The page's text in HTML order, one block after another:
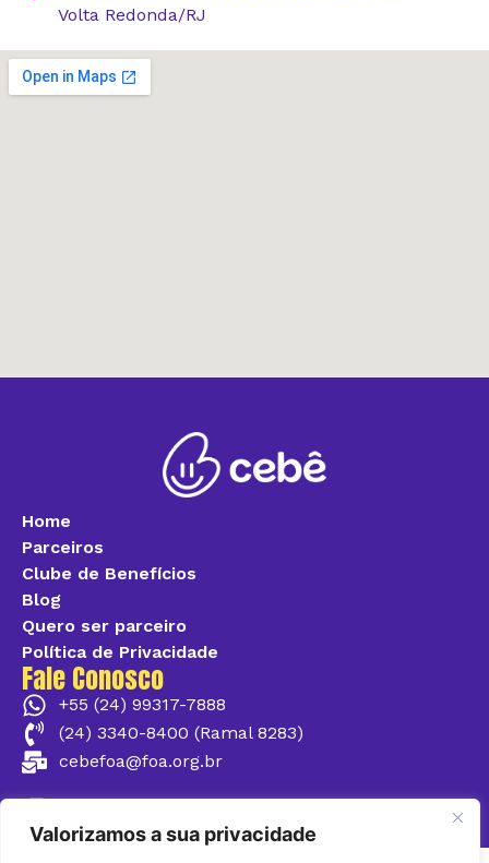
Valorizamos a sua privacidade
Volta Redonda/RJ
Home
Parceiros
Clube de Benefícios
Blog
Quero ser parceiro
Política de Privacidade
Fale Conosco
+55 (24) 99317-7888
(24) 3340-8400 (Ramal 8283)
cebefoa@foa.org.br